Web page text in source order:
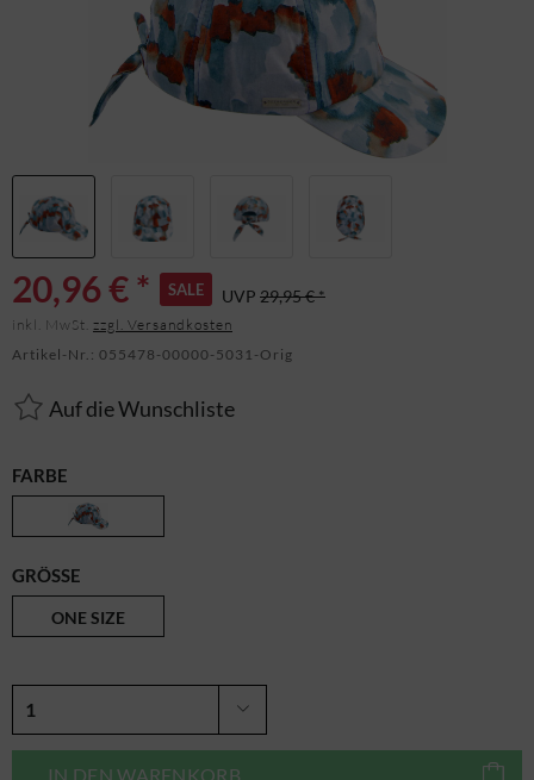
20,96 € * SALE UVP 29,95 € *
inkl. MwSt. zzgl. Versandkosten
Artikel-Nr.: 055478-00000-5031-Orig
Auf die Wunschliste
FARBE
GRÖSSE
ONE SIZE
IN DEN WARENKORB